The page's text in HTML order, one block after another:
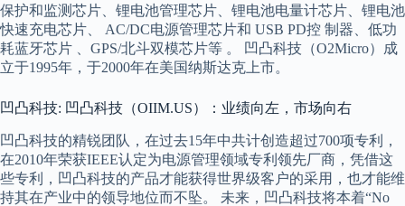
保护和监测芯片、锂电池管理芯片、锂电池电量计芯片、锂电池
快速充电芯片、 AC/DC电源管理芯片和 USB PD控 制器、低功
耗蓝牙芯片 、GPS/北斗双模芯片等 。 凹凸科技（O2Micro）成
立于1995年，于2000年在美国纳斯达克上市。
凹凸科技: 凹凸科技（OIIM.US）：业绩向左，市场向右
凹凸科技的精锐团队，在过去15年中共计创造超过700项专利，
在2010年荣获IEEE认定为电源管理领域专利领先厂商，凭借这
些专利，凹凸科技的产品才能获得世界级客户的采用，也才能维
持其在产业中的领导地位而不坠。 未来，凹凸科技将本着“No